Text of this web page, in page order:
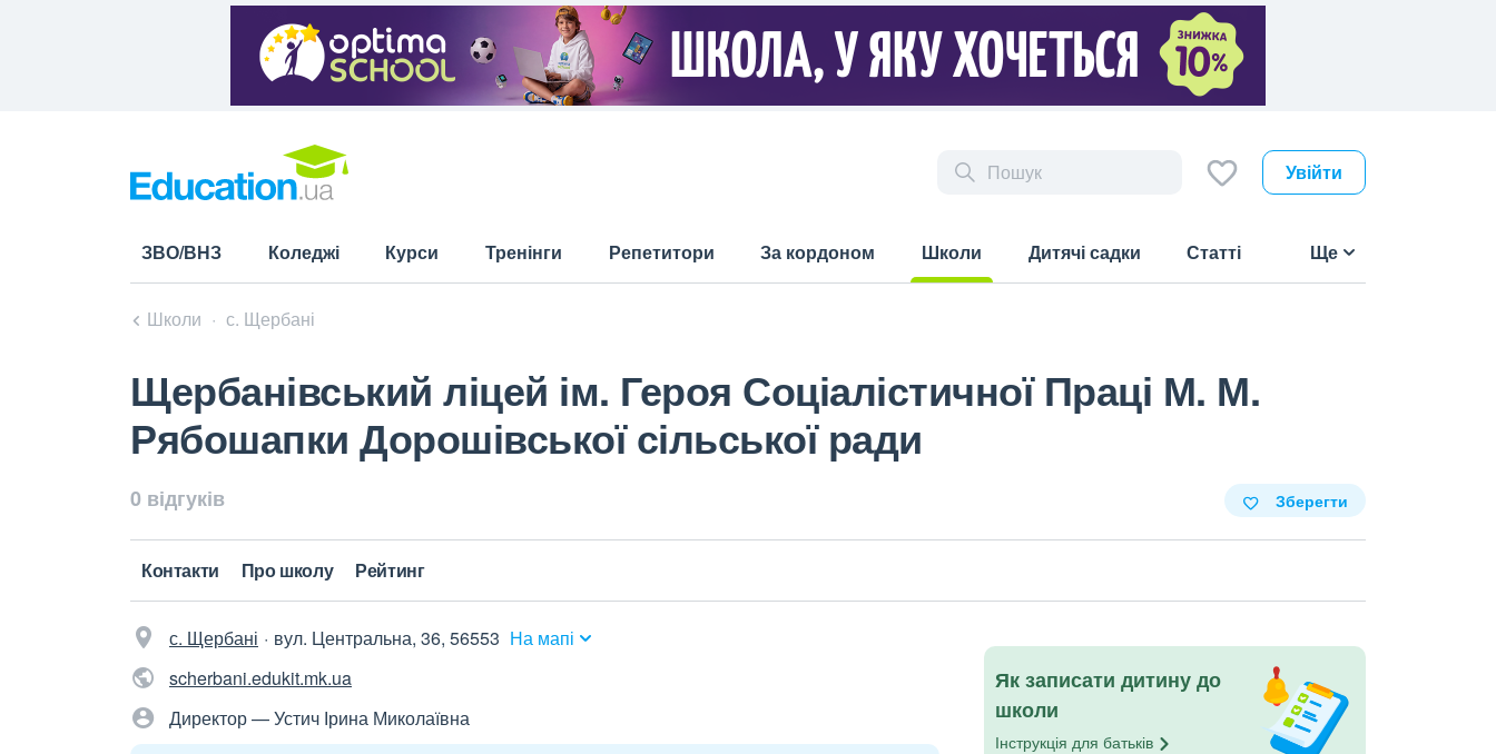
Увійти
ЗВО/ВНЗ Коледжі Курси Тренінги Репетитори За кордоном
Школи
Дитячі садки Статті Ще
Школи с. Щербані
Щербанівський ліцей ім. Героя Соціалістичної Праці М. М.
Рябошапки Дорошівської сільської ради
0 відгуків Зберегти
Контакти Про школу Рейтинг
с. Щербані вул. Центральна, 36, 56553 На мапі
scherbani.edukit.mk.ua
Директор — Устич Ірина Миколаївна
Як записати дитину до
школи
Інструкція для батьків